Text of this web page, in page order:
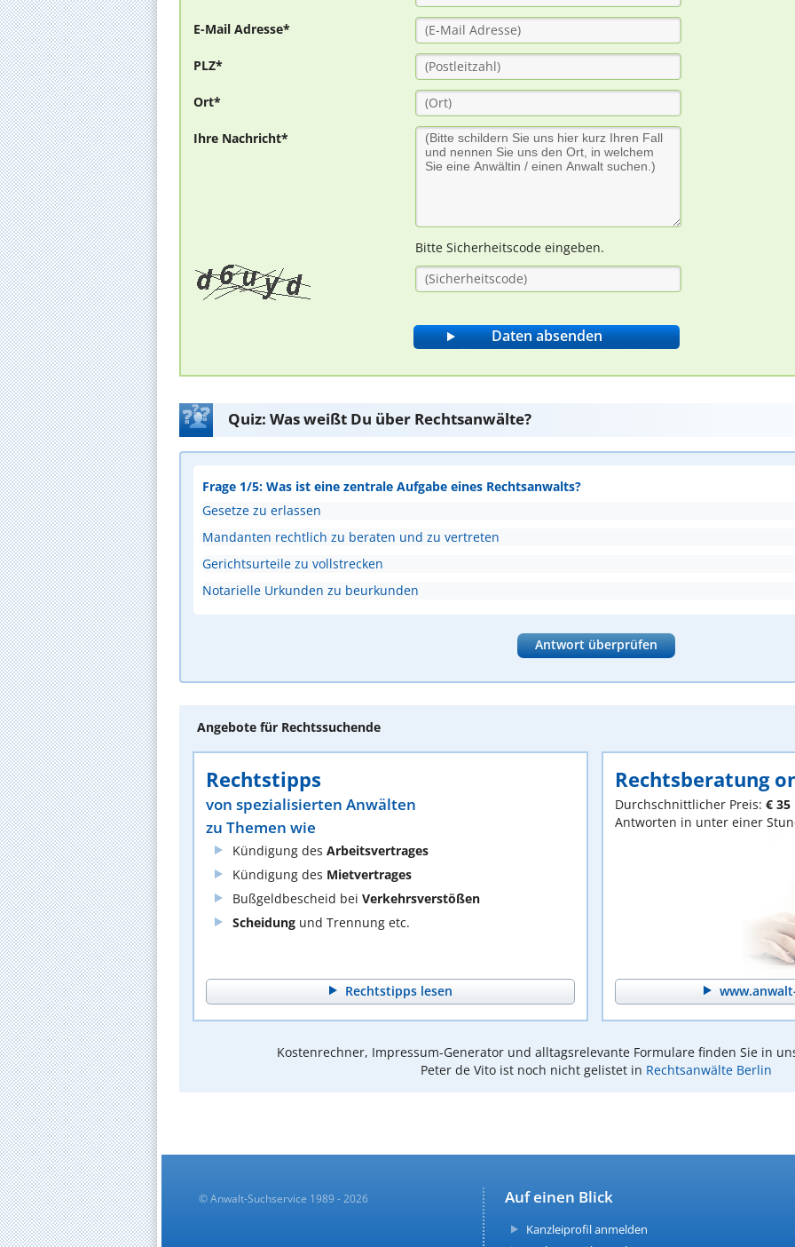
E-Mail Adresse*
PLZ*
Ort*
Ihre Nachricht*
Bitte Sicherheitscode eingeben.
Quiz: Was weißt Du über Rechtsanwälte?
Frage 1/5: Was ist eine zentrale Aufgabe eines Rechtsanwalts?
Gesetze zu erlassen
Mandanten rechtlich zu beraten und zu vertreten
Gerichtsurteile zu vollstrecken
Notarielle Urkunden zu beurkunden
Antwort überprüfen
Angebote für Rechtssuchende
Rechtstipps
von spezialisierten Anwälten
zu Themen wie
Kündigung des Arbeitsvertrages
Kündigung des Mietvertrages
Bußgeldbescheid bei Verkehrsverstößen
Scheidung und Trennung etc.
Rechtstipps lesen
Rechtsberatung
Durchschnittlicher Preis: € 35
Antworten in unter einer
Kostenrechner, Impressum-Generator und alltagsrelevante Formulare finden Sie in
Peter de Vito ist noch nicht gelistet in Rechtsanwälte Berlin
Auf einen Blick
Kanzleiprofil anmelden
© Anwalt-Suchservice 1989 - 2026